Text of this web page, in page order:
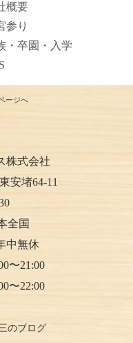
概要
参り
・卒園・入学
ージへ
株式会社
安堵64-11
全国
中無休
〜21:00
〜22:00
のブログ